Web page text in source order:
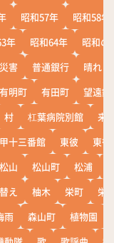
昭和57年
昭和58年
年 昭和64年
昭和の
害 普通銀行
晴れ
有明町 有田町
望遠鏡
村 杠葉病院別館
来
十三番館 東彼
東彼
松山 松山町 松浦
え 柚木 栄町
栄
雨 森山町 植物園